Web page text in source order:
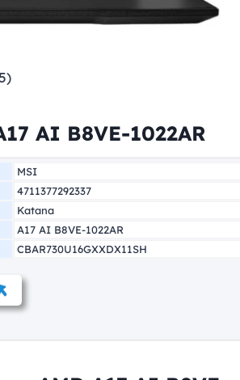
)
AI B8VE-1022AR
MSI
4711377292337
Katana
A17 AI B8VE-1022AR
CBAR730U16GXXDX11SH